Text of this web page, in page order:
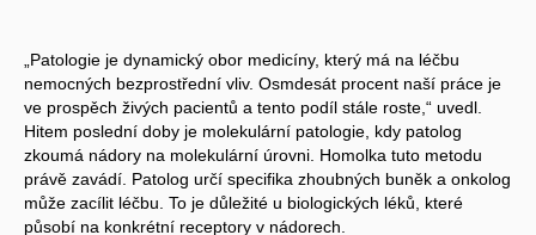
„Patologie je dynamický obor medicíny, který má na léčbu
nemocných bezprostřední vliv. Osmdesát procent naší práce je
ve prospěch živých pacientů a tento podíl stále roste,“ uvedl.
Hitem poslední doby je molekulární patologie, kdy patolog
zkoumá nádory na molekulární úrovni. Homolka tuto metodu
právě zavádí. Patolog určí specifika zhoubných buněk a onkolog
může zacílit léčbu. To je důležité u biologických léků, které
působí na konkrétní receptory v nádorech.